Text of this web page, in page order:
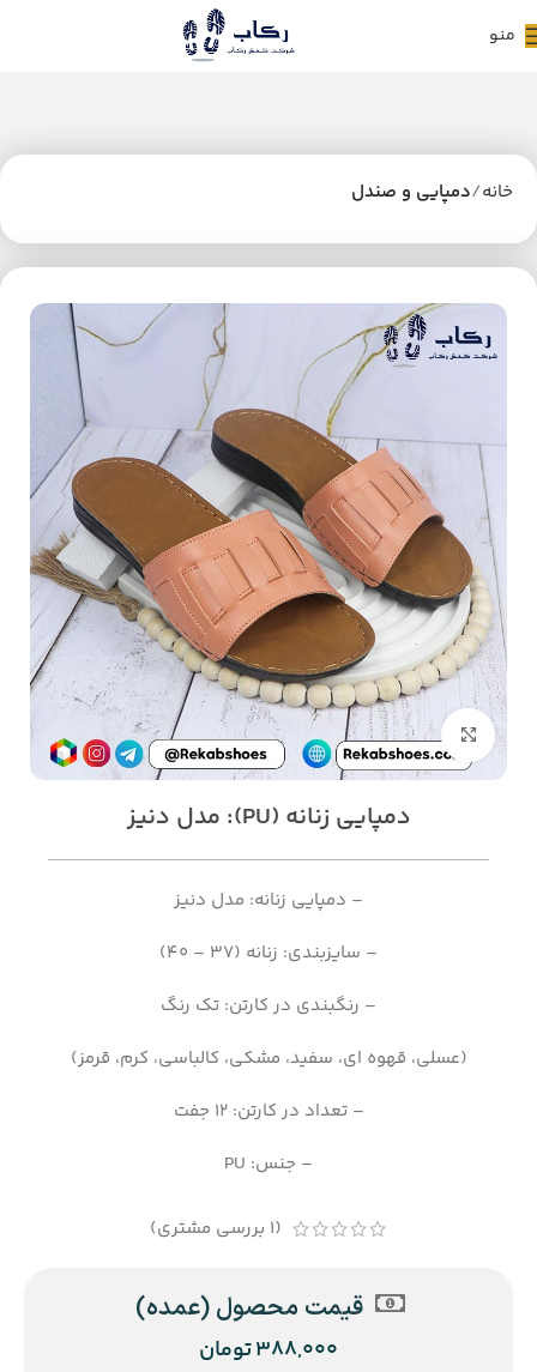
منو
خانه دمپایی و صندل
دمپایی زنانه (PU): مدل دنیز
– دمپایی زنانه: مدل دنیز
– سایزبندی: زنانه (37 – 40)
– رنگبندی در کارتن: تک رنگ
(عسلی، قهوه ای، سفید، مشکی، کالباسی، کرم، قرمز)
– تعداد در کارتن: 12 جفت
– جنس: PU
(
1 بررسی مشتری)
قیمت محصول (عمده)
388,000تومان
بزرگنمایی تصویر